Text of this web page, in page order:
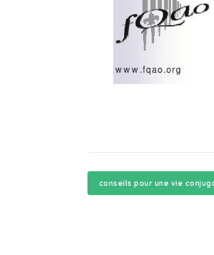
conseils pour une vie